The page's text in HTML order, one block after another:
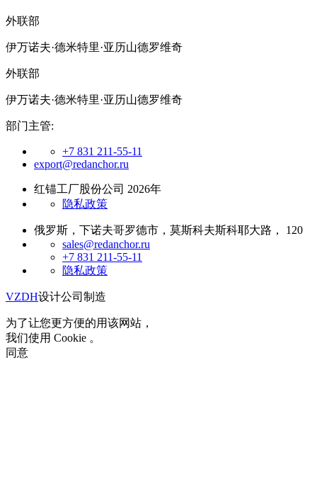
外联部
伊万诺夫·德米特里·亚历山德罗维奇
外联部
伊万诺夫·德米特里·亚历山德罗维奇
部门主管:
+7 831 211-55-11
export@redanchor.ru
红锚工厂股份公司 2026年
隐私政策
俄罗斯，下诺夫哥罗德市，莫斯科夫斯科耶大路， 120
sales@redanchor.ru
+7 831 211-55-11
隐私政策
VZDH设计公司制造
为了让您更方便的用该网站，
我们使用 Cookie 。
同意